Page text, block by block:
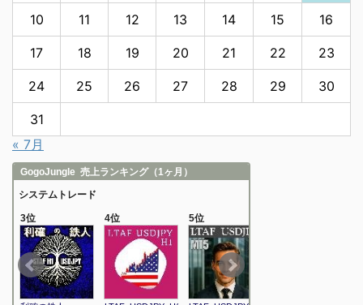
10 11 12 13 14 15 16
17 18 19 20 21 22 23
24 25 26 27 28 29 30
31
« 7月